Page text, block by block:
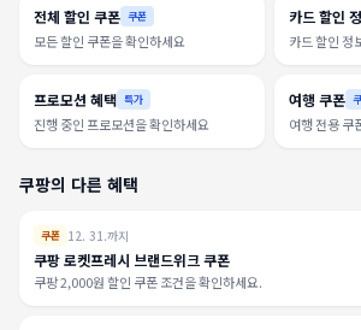
전체 할인 쿠폰 쿠폰
모든 할인 쿠폰을 확인하세요
카드 할인
카드 할인 정
프로모션 혜택 특가
진행 중인 프로모션을 확인하세요
여행 쿠폰
여행 전용 쿠
쿠팡의 다른 혜택
쿠폰 12. 31.까지
쿠팡 로켓프레시 브랜드위크 쿠폰
쿠팡 2,000원 할인 쿠폰 조건을 확인하세요.